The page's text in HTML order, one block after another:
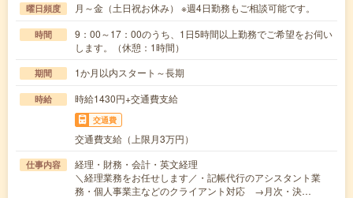
曜日頻度 月～金（土日祝お休み） ※週4日勤務もご相談可能です。
時間
9：00～17：00のうち、1日5時間以上勤務でご希望をお伺い
します。（休憩：1時間）
期間 1か月以内スタート～長期
時給 時給1430円+交通費支給
交通費
交通費支給（上限月3万円）
仕事内容
経理・財務・会計・英文経理
＼経理業務をお任せします／・記帳代行のアシスタント業
務・個人事業主などのクライアント対応 →月次・決…